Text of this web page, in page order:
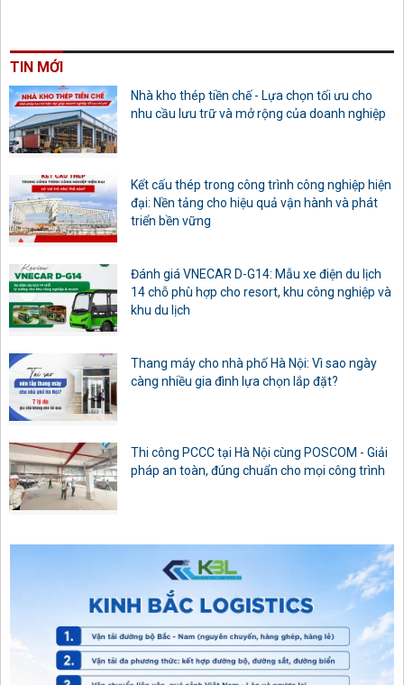
TIN MỚI
Nhà kho thép tiền chế - Lựa chọn tối ưu cho
nhu cầu lưu trữ và mở rộng của doanh nghiệp
Kết cấu thép trong công trình công nghiệp hiện
đại: Nền tảng cho hiệu quả vận hành và phát
triển bền vững
Đánh giá VNECAR D-G14: Mẫu xe điện du lịch
14 chỗ phù hợp cho resort, khu công nghiệp và
khu du lịch
Thang máy cho nhà phố Hà Nội: Vì sao ngày
càng nhiều gia đình lựa chọn lắp đặt?
Thi công PCCC tại Hà Nội cùng POSCOM - Giải
pháp an toàn, đúng chuẩn cho mọi công trình